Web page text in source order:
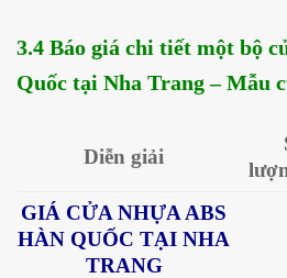
3.4 Báo giá chi tiết một bộ
Quốc tại Nha Trang – Mẫu
Diễn giải
GIÁ CỬA NHỰA ABS
HÀN QUỐC TẠI NHA
TRANG